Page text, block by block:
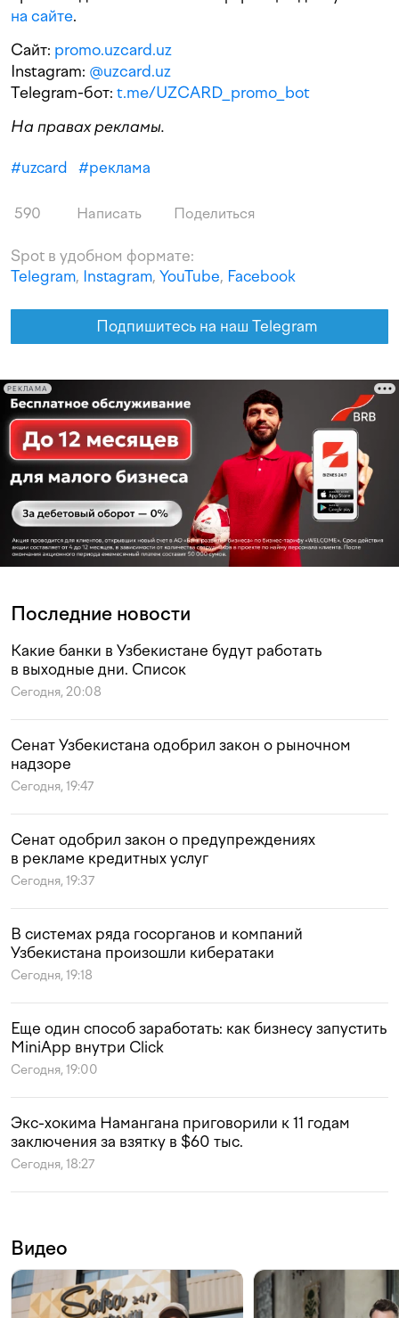
на сайте.
Сайт: promo.uzcard.uz
Instagram: @uzcard.uz
Telegram-бот: t.me/UZCARD_promo_bot
На правах рекламы.
#uzcard #реклама
590 Написать Поделиться
Spot в удобном формате:
Telegram, Instagram, YouTube, Facebook
Подпишитесь на наш Telegram
РЕКЛАМА
Последние новости
Какие банки в Узбекистане будут работать
в выходные дни. Список
Сегодня, 20:08
Сенат Узбекистана одобрил закон о рыночном
надзоре
Сегодня, 19:47
Сенат одобрил закон о предупреждениях
в рекламе кредитных услуг
Сегодня, 19:37
В системах ряда госорганов и компаний
Узбекистана произошли кибератаки
Сегодня, 19:18
Еще один способ заработать: как бизнесу запустить
MiniApp внутри Click
Сегодня, 19:00
Экс-хокима Намангана приговорили к 11 годам
заключения за взятку в $60 тыс.
Сегодня, 18:27
Видео